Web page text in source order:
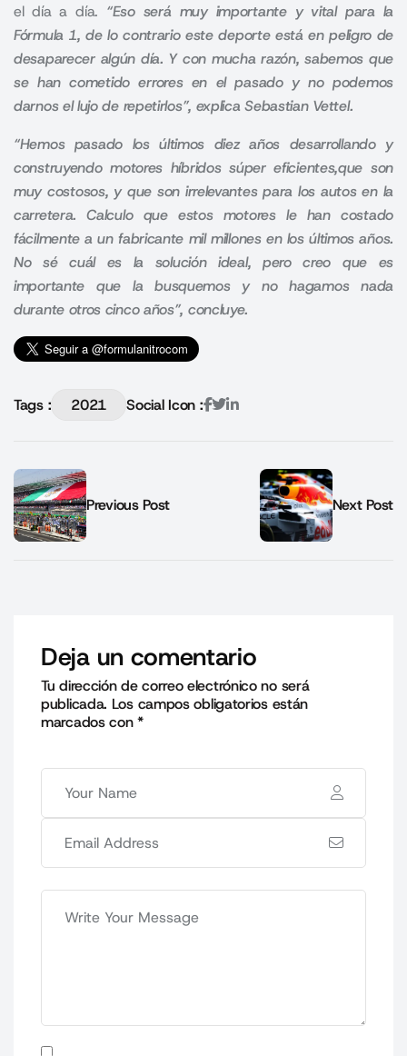
el día a día. “Eso será muy importante y vital para la
Fórmula 1, de lo contrario este deporte está en peligro de
desaparecer algún día. Y con mucha razón, sabemos que
se han cometido errores en el pasado y no podemos
darnos el lujo de repetirlos”, explica Sebastian Vettel.
“Hemos pasado los últimos diez años desarrollando y
construyendo motores híbridos súper eficientes,que son
muy costosos, y que son irrelevantes para los autos en la
carretera. Calculo que estos motores le han costado
fácilmente a un fabricante mil millones en los últimos años.
No sé cuál es la solución ideal, pero creo que es
importante que la busquemos y no hagamos nada
durante otros cinco años”, concluye.
Tags : 2021 Social Icon :
Previous Post Next Post
Deja un comentario
Tu dirección de correo electrónico no será
publicada. Los campos obligatorios están
marcados con*